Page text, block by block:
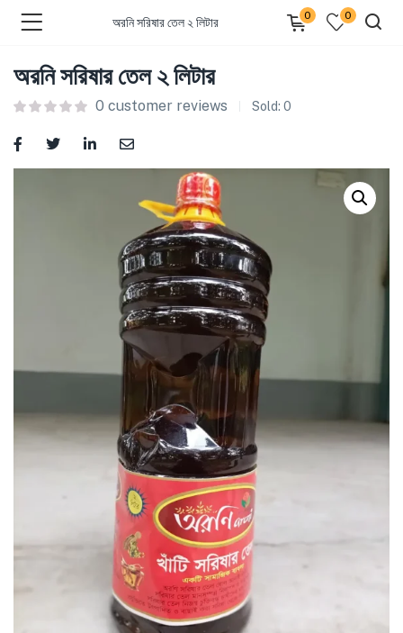
(Dairy )
(Fish )
অরনি সরিষার তেল ২ লিটার
0 0
অরনি সরিষার তেল ২ লিটার
0 customer reviews Sold: 0